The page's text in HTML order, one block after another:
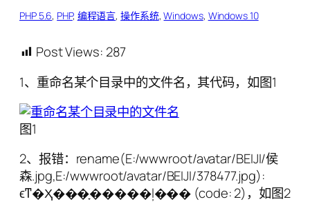
PHP 5.6, PHP, 编程语言, 操作系统, Windows, Windows 10
Post Views: 287
1、重命名某个目录中的文件名，其代码，如图1
图1
2、报错：rename(E:/wwwroot/avatar/BEIJI/侯
森.jpg,E:/wwwroot/avatar/BEIJI/378477.jpg):
ϵͳ�Ҳ���ָ�����ļ��� (code: 2)，如图2